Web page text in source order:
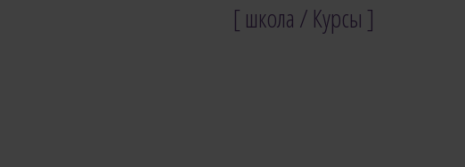
[ школа / Курсы ]